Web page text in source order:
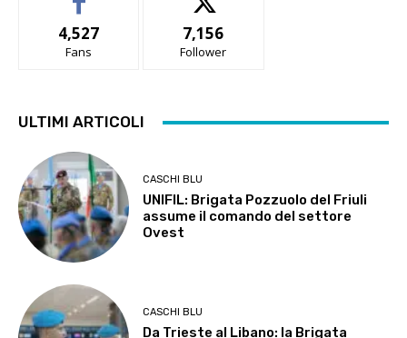
4,527
Fans
7,156
Follower
ULTIMI ARTICOLI
CASCHI BLU
UNIFIL: Brigata Pozzuolo del Friuli
assume il comando del settore
Ovest
CASCHI BLU
Da Trieste al Libano: la Brigata